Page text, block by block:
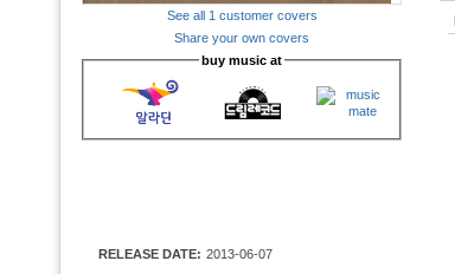
See all 1 customer covers
Share your own covers
buy music at
RELEASE DATE: 2013-06-07